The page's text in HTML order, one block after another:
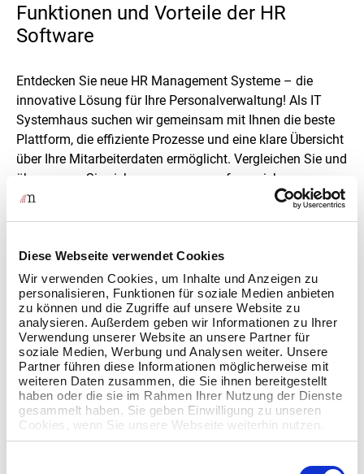
Diese Webseite verwendet Cookies
Wir verwenden Cookies, um Inhalte und Anzeigen zu
personalisieren, Funktionen für soziale Medien anbieten
zu können und die Zugriffe auf unsere Website zu
analysieren. Außerdem geben wir Informationen zu Ihrer
Verwendung unserer Website an unsere Partner für
soziale Medien, Werbung und Analysen weiter. Unsere
Partner führen diese Informationen möglicherweise mit
weiteren Daten zusammen, die Sie ihnen bereitgestellt
haben oder die sie im Rahmen Ihrer Nutzung der Dienste
gesammelt haben. Sie geben Einwilligung zu unseren
Cookies, wenn Sie unsere Webseite weiterhin nutzen.
Funktionen und Vorteile der HR
Software
Entdecken Sie neue HR Management Systeme – die
innovative Lösung für Ihre Personalverwaltung! Als IT
Systemhaus suchen wir gemeinsam mit Ihnen die beste
Plattform, die effiziente Prozesse und eine klare Übersicht
über Ihre Mitarbeiterdaten ermöglicht. Vergleichen Sie und
überzeugen Sie sich von unseren umfangreichen
Funktionen. Vom Recruiting bis zur Personalentwicklung
– das System deckt alle Aspekte ab. Profitieren Sie von
Oberfläche. Mit dem HR Management System optimieren
Sie Ihre HR-Prozesse und steigern die Produktivität Ihres
Teams. Erleben Sie, wie intuitiv HR-Software sein kann
und lassen Sie uns darüber sprechen. Wählen Sie smart,
wählen Sie das passende HR Management System.
Effiziente Partnerschaften